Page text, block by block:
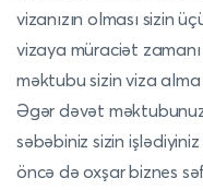
vizanızın olması sizin
vizaya müraciət
məktubu sizin viza alma
Əgər dəvət
səbəbiniz sizin
öncə də oxşar biznes